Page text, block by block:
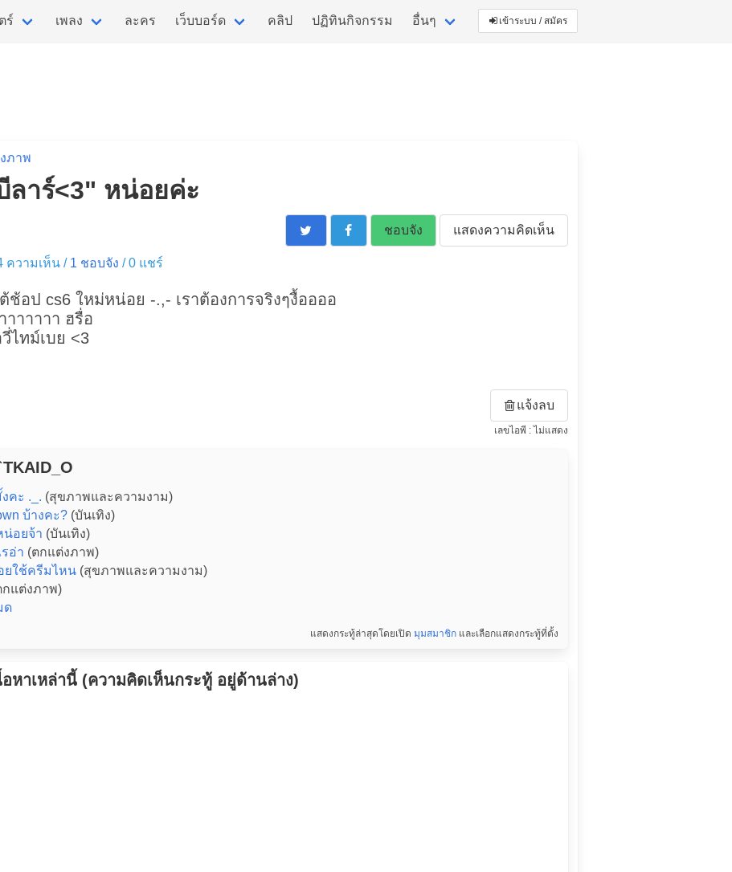
ร์ เพลง ละคร เว็บบอร์ด คลิป ปฏิทินกิจกรรม อื่นๆ เข้าระบบ / สมัคร
ภาพ
ลาร์<3" หน่อยค่ะ
ชอบจัง แสดงความคิดเห็น
ความเห็น / 1 ชอบจัง /0 แชร์
ช้อป cs6 ใหม่หน่อย -.,- เราต้องการจริงๆงื้ออออ
าาาาา ฮรื่อ
ไทม์เบย <3
แจ้งลบ
เลขไอพี : ไม่แสดง
คะ ._. (สุขภาพและความงาม)
บ้างคะ? (บันเทิง)
น่อยจ้า (บันเทิง)
อ่า (ตกแต่งภาพ)
ยใช้ครีมไหน (สุขภาพและความงาม)
กแต่งภาพ)
ด
แสดงกระทู้ล่าสุดโดยเปิด มุมสมาชิก และเลือกแสดงกระทู้ที่ตั้ง
หาเหล่านี้ (ความคิดเห็นกระทู้ อยู่ด้านล่าง)